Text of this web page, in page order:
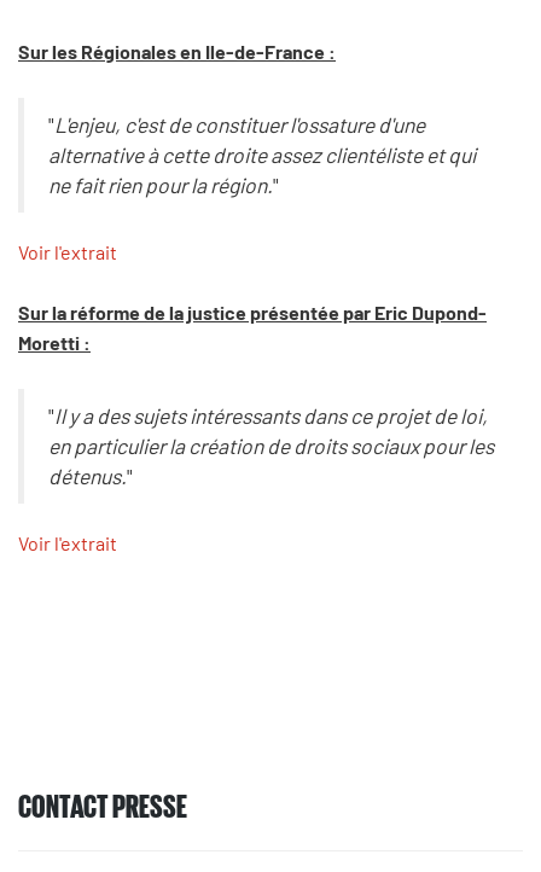
Sur les Régionales en Ile-de-France :
"L'enjeu, c'est de constituer l'ossature d'une
alternative à cette droite assez clientéliste et qui
ne fait rien pour la région."
Voir l'extrait
Sur la réforme de la justice présentée par Eric Dupond-
Moretti :
"Il y a des sujets intéressants dans ce projet de loi,
en particulier la création de droits sociaux pour les
détenus."
Voir l'extrait
CONTACT PRESSE